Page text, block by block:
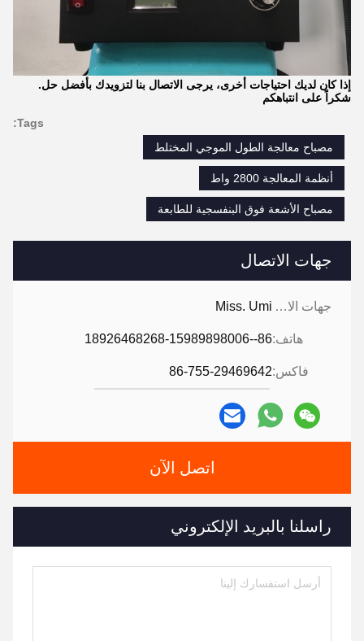
جهات الاتصال
جهات الاتصال: Miss. Umi
هاتف:86--18926468268-15989898006
فاكس:86-755-29469642
اتصل الآن
راسلنا بالبريد الإلكتروني
إذا كان لديك احتياجات أخرى، يرجى الاتصال بنا لتزويدك بأفضل حل.
شكراً على انتباهكم
Tags:
مصباح معالجة الطول الموجي المختلط
أنظمة المعالجة 2800 واط
مصباح الأشعة فوق البنفسجية للطابعة